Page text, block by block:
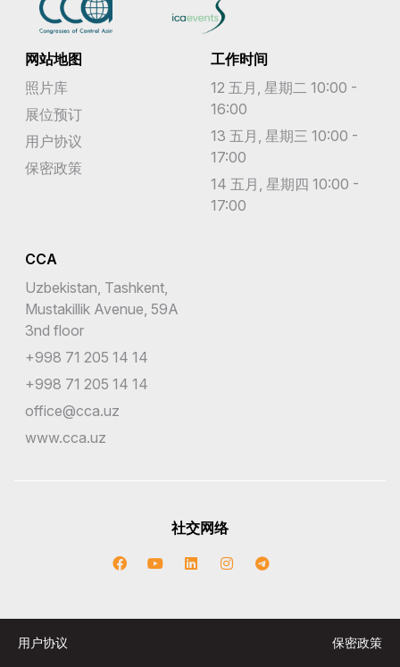
网站地图
照片库
展位预订
用户协议
保密政策
工作时间
12 五月, 星期二 10:00 -
16:00
13 五月, 星期三 10:00 -
17:00
14 五月, 星期四 10:00 -
17:00
CCA
Uzbekistan, Tashkent,
Mustakillik Avenue, 59A
3nd floor
+998 71 205 14 14
+998 71 205 14 14
office@cca.uz
www.cca.uz
社交网络
用户协议 保密政策